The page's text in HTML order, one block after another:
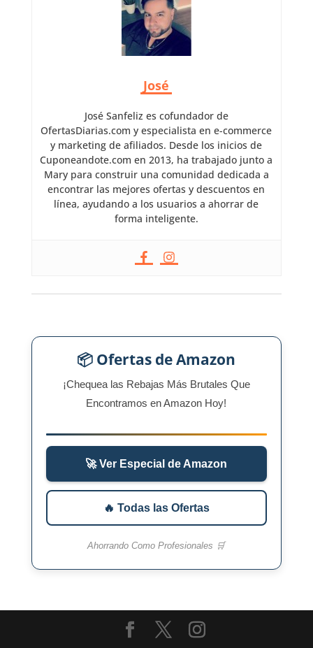
José
José Sanfeliz es cofundador de
OfertasDiarias.com y especialista en e-commerce
y marketing de afiliados. Desde los inicios de
Cuponeandote.com en 2013, ha trabajado junto a
Mary para construir una comunidad dedicada a
encontrar las mejores ofertas y descuentos en
línea, ayudando a los usuarios a ahorrar de
forma inteligente.
📦 Ofertas de Amazon
¡Chequea las Rebajas Más Brutales Que
Encontramos en Amazon Hoy!
🚀 Ver Especial de Amazon
🔥 Todas las Ofertas
Ahorrando Como Profesionales 🛒